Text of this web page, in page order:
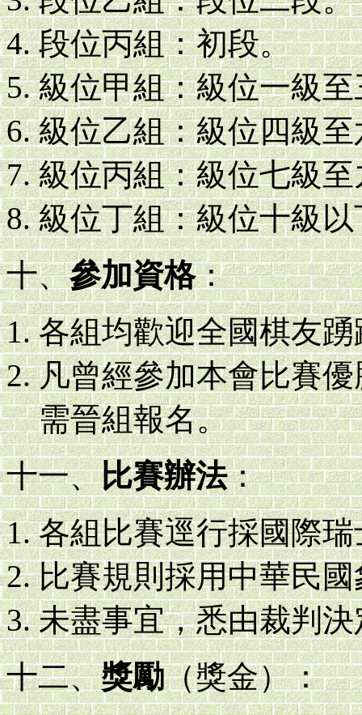
段位丙組：初段。
級位甲組：級位一級
級位乙組：級位四級
級位丙組：級位七級
級位丁組：級位十級
十、參加資格：
各組均歡迎全國棋友
凡曾經參加本會比賽
需晉組報名。
十一、比賽辦法：
各組比賽逕行採國際
比賽規則採用中華民
未盡事宜，悉由裁判
十二、獎勵（獎金）：